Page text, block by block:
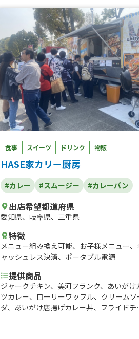
コロッケ弁当、たい焼き、牛タン串、チュロ
ス、生ビール、角ハイボール、酎ハイ、ノ
アルコール、三田牛メンチカツ、コロッケ
ット、その他サイドメニュー、牛丼、ふわ
わ果実かき氷、ハワイアンバーガー、かき
（ふわふわ氷）、生ビール、ハイボール、
ハイ、ソフトドリンク、かき氷、三田牛（
ンチカツ、コロッケ）チーズハットグ、チ
ズボール、フランクフルト、フライドポテ
ト、ダージーパイ、かき氷、かしみん焼き
（泉州岸和田名物）ダージーパイ、フラン
フルト、ソフトドリンク、ダージーパイ、
ーパイ、三田牛メンチカツ、三田牛コロッ
ケ、フランクフルト、チーズハットグ、チー
ズボール、ポテトチーズハットグ、チーズハ
ットグ、チーズボール、三田牛メンチカツ、
三田牛コロッケ、フランクフルト、牛串（牛
カツ、コロッケ）チーズハットグ、チーズボ
ール、フランクフルト、フライドポテト、ダ
ージーパイ、アルコール、牛串（牛タン、牛
ハラミ、牛カルビ）三田牛（メンチカツ、
ロッケ）チーズハットグ、チーズボール、フ
ル）、三田牛メンチカツ、三田牛コロッケセ
ット、①トルティーヤ（タコス、ジャーク
キン、プルコギ、ドック）②ドリンク（ア
コール、ソフトドリンク等）、ボリューム
食事 スイーツ ドリンク 物販
HASE家カリー厨房
#カレー #スムージー #カレーパン
出店希望都道府県
愛知県、 岐阜県、 三重県
特徴
メニュー組み換え可能、 お子様メニュー、
ャッシュレス決済、 ポータブル電源
提供商品
ジャークチキン、美河フランク、あいがけ
ツカレー、ローリーワッフル、クリームソ
ダ、あいがけ唐揚げカレー丼、フライドチ